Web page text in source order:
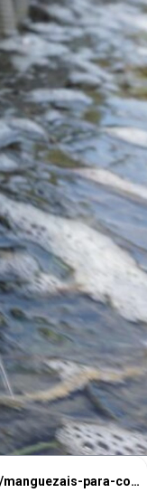
ondas.
https://ekkogreen.com.br/manguezais-para-combater-impacto-ambiental/?utm_source=google&utm_medium=web-stories&utm_campaign=meio-ambiente&utm_term=manguezais